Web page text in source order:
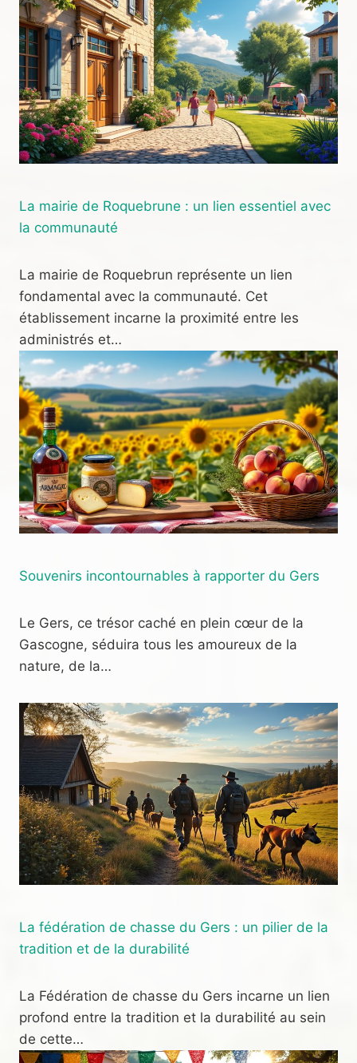
La mairie de Roquebrune : un lien essentiel avec
la communauté
La mairie de Roquebrun représente un lien
fondamental avec la communauté. Cet
établissement incarne la proximité entre les
administrés et…
Souvenirs incontournables à rapporter du Gers
Le Gers, ce trésor caché en plein cœur de la
Gascogne, séduira tous les amoureux de la
nature, de la…
La fédération de chasse du Gers : un pilier de la
tradition et de la durabilité
La Fédération de chasse du Gers incarne un lien
profond entre la tradition et la durabilité au sein
de cette…